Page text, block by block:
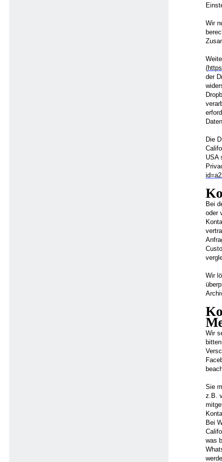
Wir
(
der
Die
USA
Bei
oder
Wir
Wir
Sie
z.B.
Bei
was